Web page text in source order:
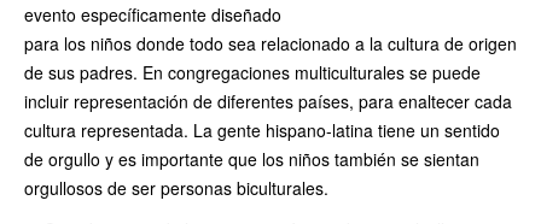
evento específicamente diseñado
para los niños donde todo sea relacionado a la cultura de origen
de sus padres. En congregaciones multiculturales se puede
incluir representación de diferentes países, para enaltecer cada
cultura representada. La gente hispano-latina tiene un sentido
de orgullo y es importante que los niños también se sientan
orgullosos de ser personas biculturales.